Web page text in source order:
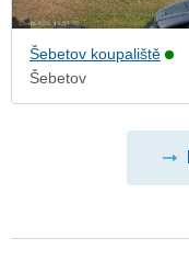
Šebetov koupaliště
Šebetov